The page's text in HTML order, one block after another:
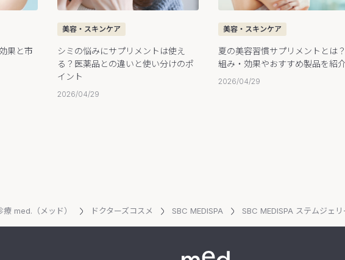
果と市
美容・スキンケア
シミの悩みにサプリメントは使え
る？医薬品との違いと使い分けのポ
イント
2026/04/29
美容・スキンケア
夏の美容習慣サプリメントとは
組み・効果やおすすめ製品を紹
2026/04/29
med.（メッド） ドクターズコスメ SBC MEDISPA SBC MEDISPA ステムジェリ